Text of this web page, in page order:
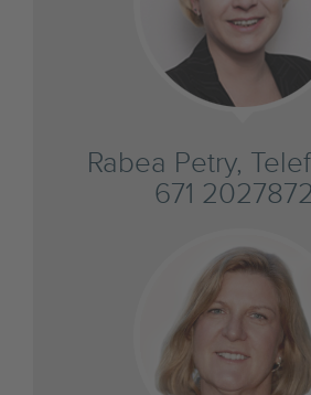
Rabea Petry,
671